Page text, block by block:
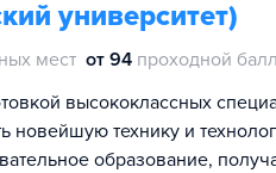
университет)
мест от 94 проходной балл
высококлассных
новейшую технику и
образование,